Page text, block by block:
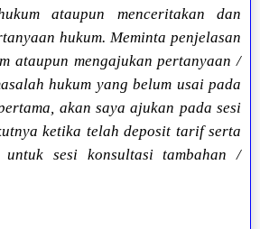
ataupun menceritakan dan
hukum. Meminta penjelasan
ataupun mengajukan pertanyaan /
hukum yang belum usai pada
akan saya ajukan pada sesi
ketika telah deposit tarif serta
untuk sesi konsultasi tambahan /